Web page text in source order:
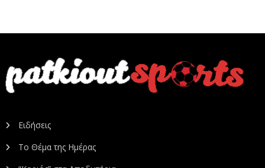
Ειδήσεις
Το Θέμα της Ημέρας